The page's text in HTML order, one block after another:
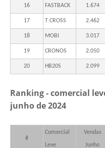
16 FASTBACK 1.674
17 T CROSS 2.462
18 MOBI 3.017
19 CRONOS 2.050
20 HB20S 2.099
Ranking - comercial
junho de 2024
#
Comercial
Leve
Vendas
Junho